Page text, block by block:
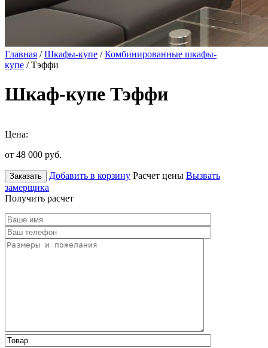
Главная /Шкафы-купе /Комбинированные шкафы-
купе / Тэффи
Шкаф-купе Тэффи
Цена:
от 48 000 руб.
Заказать Добавить в корзину Расчет цены Вызвать
замерщика
Получить расчет